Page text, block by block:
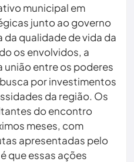
municipal em
junto ao governo
da qualidade de vida da
os envolvidos, a
entre os poderes
por investimentos
da região. Os
do encontro
meses, com
apresentadas pelo
que essas ações